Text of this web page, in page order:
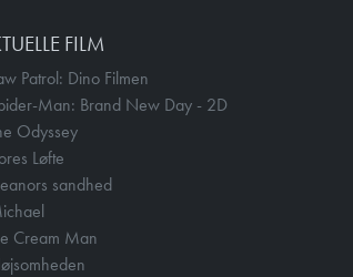
FILM
Patrol: Dino Filmen
Man: Brand New Day - 2D
Odyssey
Løfte
sandhed
Cream Man